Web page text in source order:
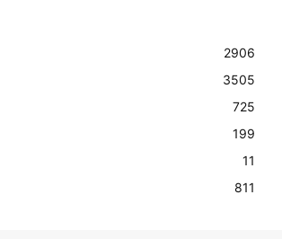
2906
3505
725
199
11
811